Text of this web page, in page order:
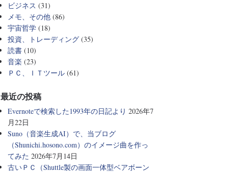
ビジネス (31)
メモ、その他 (86)
宇宙哲学 (18)
投資、トレーディング (35)
読書 (10)
音楽 (23)
ＰＣ、ＩＴツール (61)
最近の投稿
Evernoteで検索した1993年の日記より 2026年7
月22日
Suno（音楽生成AI）で、当ブログ
（Shunichi.hosono.com）のイメージ曲を作っ
てみた 2026年7月14日
古いＰＣ（Shuttle製の画面一体型ベアボーン